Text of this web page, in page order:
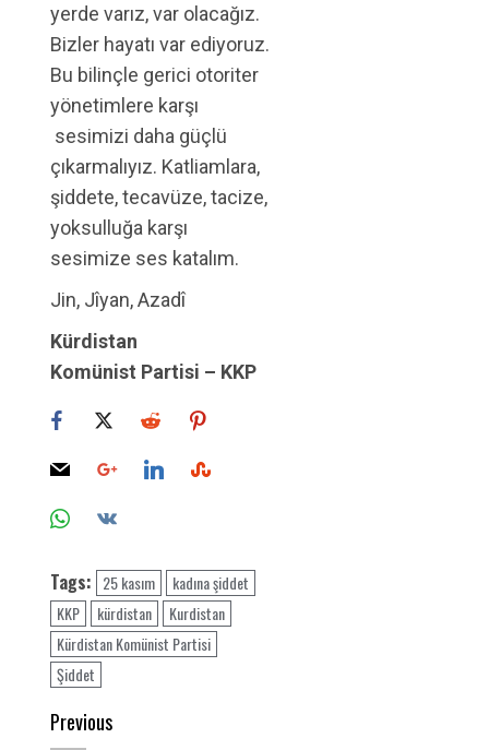
yerde varız, var olacağız.
Bizler hayatı var ediyoruz.
Bu bilinçle gerici otoriter
yönetimlere karşı
sesimizi daha güçlü
çıkarmalıyız. Katliamlara,
şiddete, tecavüze, tacize,
yoksulluğa karşı
sesimize ses katalım.
Jin, Jîyan, Azadî
Kürdistan
Komünist Partisi – KKP
Tags: 25 kasım
kadına şiddet
KKP
kürdistan
Kurdistan
Kürdistan Komünist Partisi
Şiddet
Post
Previous